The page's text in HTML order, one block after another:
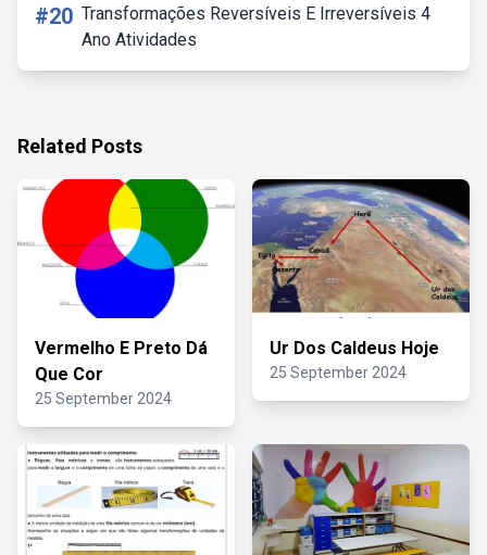
#20 Transformações Reversíveis E Irreversíveis 4
Ano Atividades
Related Posts
Vermelho E Preto Dá
Que Cor
25 September 2024
Ur Dos Caldeus Hoje
25 September 2024